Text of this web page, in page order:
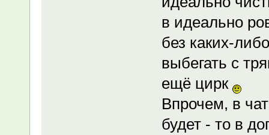
в идеально
без каких-
выбегать с
ещё цирк
Впрочем, в
будет - то в